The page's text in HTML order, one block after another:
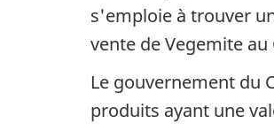
s'emploie à trouver
vente de Vegemite au
Le gouvernement du
produits ayant une